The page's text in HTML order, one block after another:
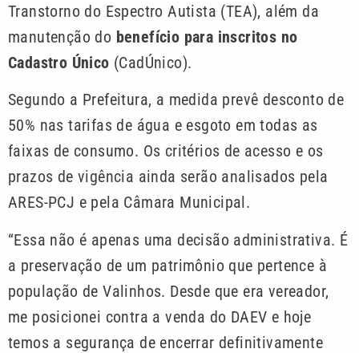
Transtorno do Espectro Autista (TEA), além da
manutenção do benefício para inscritos no
Cadastro Único (CadÚnico).
Segundo a Prefeitura, a medida prevê desconto de
50% nas tarifas de água e esgoto em todas as
faixas de consumo. Os critérios de acesso e os
prazos de vigência ainda serão analisados pela
ARES-PCJ e pela Câmara Municipal.
“Essa não é apenas uma decisão administrativa. É
a preservação de um patrimônio que pertence à
população de Valinhos. Desde que era vereador,
me posicionei contra a venda do DAEV e hoje
temos a segurança de encerrar definitivamente